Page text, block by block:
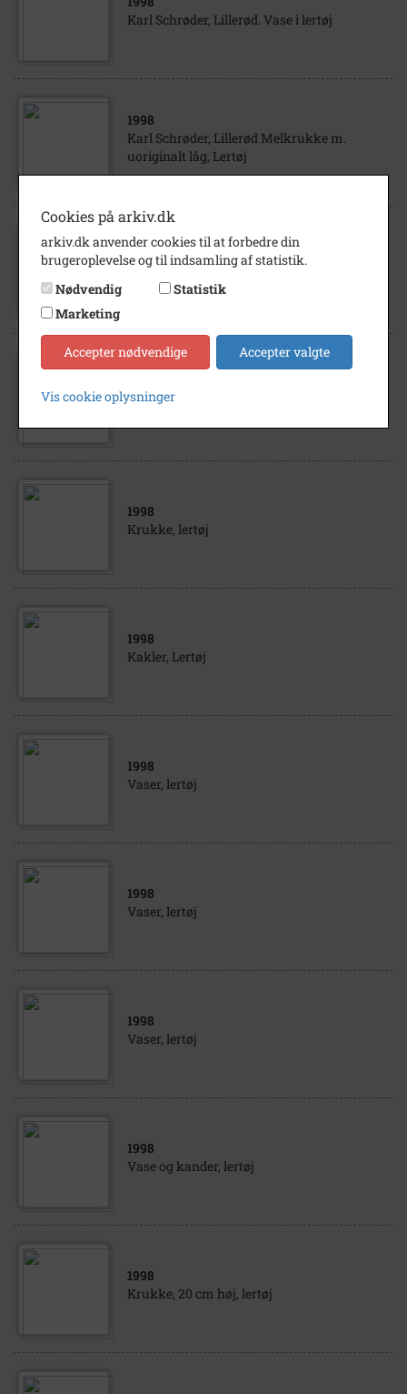
Karl Schrøder, Lillerød. Vase i lertøj
1998
Karl Schrøder, Lillerød Melkrukke m.
uoriginalt låg, Lertøj
1998
Karl Schrøder. Vase med åkandemotiv, ca
60 cm høj. Lertøj
1998
ff Karl Schrøder, Lillerød Vase med vin-
1998
Krukke, lertøj
1998
Kakler, Lertøj
1998
Vaser, lertøj
1998
Vaser, lertøj
1998
Vaser, lertøj
1998
Vase og kander, lertøj
1998
Krukke, 20 cm høj, lertøj
Cookies på arkiv.dk
arkiv.dk anvender cookies til at forbedre din
brugeroplevelse og til indsamling af statistik.
Nødvendig
Statistik
Marketing
Accepter nødvendige Accepter valgte
Vis cookie oplysninger